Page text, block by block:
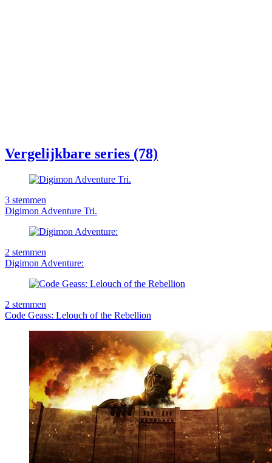
Vergelijkbare series (78)
3 stemmen
Digimon Adventure Tri.
2 stemmen
Digimon Adventure:
2 stemmen
Code Geass: Lelouch of the Rebellion